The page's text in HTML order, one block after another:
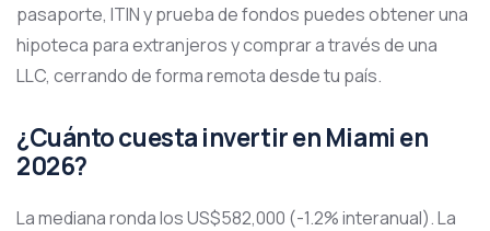
pasaporte, ITIN y prueba de fondos puedes obtener una
hipoteca para extranjeros y comprar a través de una
LLC, cerrando de forma remota desde tu país.
¿Cuánto cuesta invertir en Miami en
2026?
La mediana ronda los US$582,000 (-1.2% interanual). La